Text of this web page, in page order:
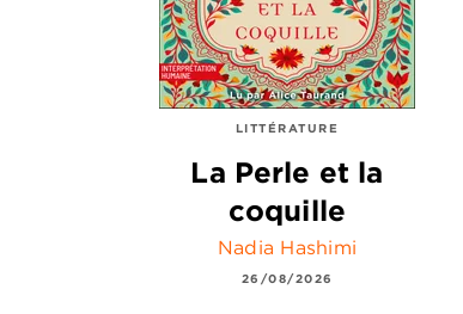
LITTÉRATURE
La Perle et la
coquille
Nadia Hashimi
26/08/2026